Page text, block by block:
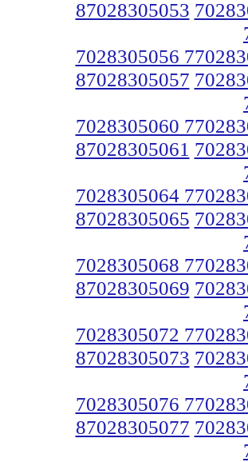
87028305053
7028305056
87028305057
7028305060
87028305061
7028305064
87028305065
7028305068
87028305069
7028305072
87028305073
7028305076
87028305077